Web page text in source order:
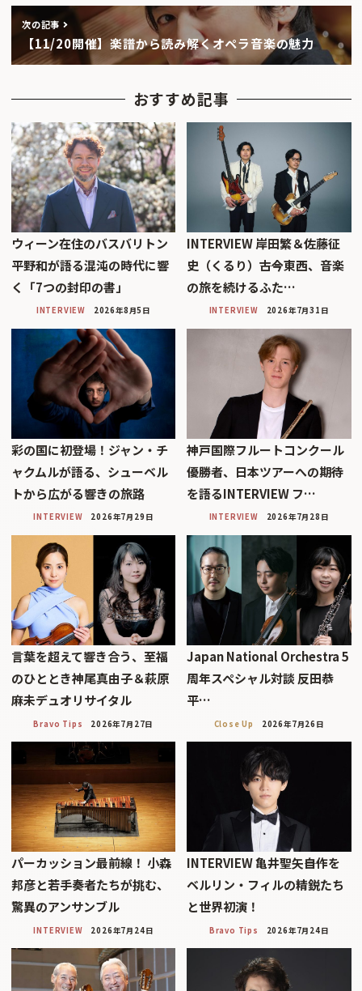
次の記事
【11/20開催】楽譜から読み解くオペラ音楽の魅力
おすすめ記事
ウィーン在住のバスバリトン
平野和が語る混沌の時代に響
く「7つの封印の書」
INTERVIEW 2026年8月5日
INTERVIEW 岸田繁＆佐藤征
史（くるり）――古今東西、音楽
の旅を続けるふた…
INTERVIEW 2026年7月31日
彩の国に初登場！ジャン・チ
ャクムルが語る、シューベル
トから広がる響きの旅路
INTERVIEW 2026年7月29日
神戸国際フルートコンクール
優勝者、日本ツアーへの期待
を語るINTERVIEW フ…
INTERVIEW 2026年7月28日
言葉を超えて響き合う、至福
のひととき神尾真由子＆萩原
麻未デュオリサイタル
Bravo Tips 2026年7月27日
Japan National Orchestra 5
周年スペシャル対談 反田恭
平…
Close Up 2026年7月26日
パーカッション最前線！ 小森
邦彦と若手奏者たちが挑む、
驚異のアンサンブル
INTERVIEW 2026年7月24日
INTERVIEW 亀井聖矢――自作を
ベルリン・フィルの精鋭たち
と世界初演！
Bravo Tips 2026年7月24日